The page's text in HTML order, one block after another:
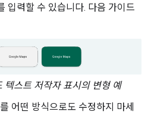
입력할 수 있습니다. 다음 가이드
텍스트 저작자 표시의 변형 예
어떤 방식으로도 수정하지 마세